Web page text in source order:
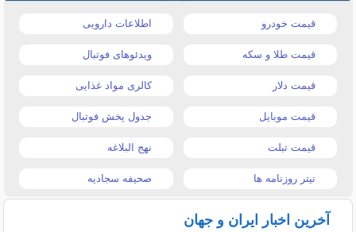
قیمت خودرو اطلاعات دارویی
قیمت طلا و سکه ویدئوهای فوتبال
قیمت دلار کالری مواد غذایی
قیمت موبایل جدول پخش فوتبال
قیمت تبلت نهج البلاغه
تیتر روزنامه ها صحیفه سجادیه
آخرین اخبار ایران و جهان